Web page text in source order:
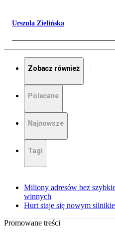
Urszula Zielińska
Zobacz również
Polecane
Najnowsze
Tagi
Miliony adresów bez
winnych
Hurt staje się nowym
Promowane treści